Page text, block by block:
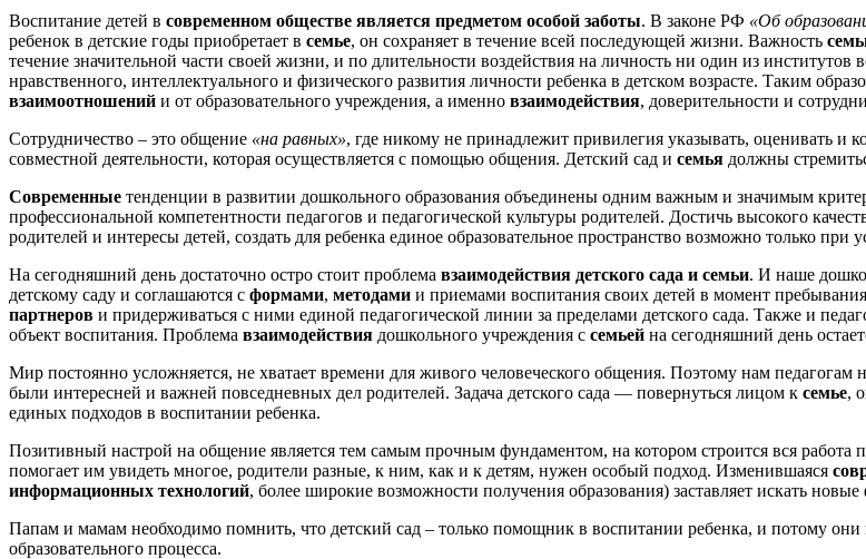
Воспитание детей в современном обществе является предметом особой заботы. В законе РФ «Об
ребенок в детские годы приобретает в семье, он сохраняет в течение всей последующей жизни. Важность
течение значительной части своей жизни, и по длительности воздействия на личность ни один из институтов
нравственного, интеллектуального и физического развития личности ребенка в детском возрасте. Таким
взаимоотношений и от образовательного учреждения, а именно взаимодействия, доверительности и
Сотрудничество – это общение «на равных», где никому не принадлежит привилегия указывать, оценивать и
совместной деятельности, которая осуществляется с помощью общения. Детский сад и семья должны
Современные тенденции в развитии дошкольного образования объединены одним важным и значимым
профессиональной компетентности педагогов и педагогической культуры родителей. Достичь высокого
родителей и интересы детей, создать для ребенка единое образовательное пространство возможно только при
На сегодняшний день достаточно остро стоит проблема взаимодействия детского сада и семьи. И наше
детскому саду и соглашаются с формами, методами и приемами воспитания своих детей в момент
партнеров и придерживаться с ними единой педагогической линии за пределами детского сада. Также и
объект воспитания. Проблема взаимодействия дошкольного учреждения с семьей на сегодняшний день
Мир постоянно усложняется, не хватает времени для живого человеческого общения. Поэтому нам
были интересней и важней повседневных дел родителей. Задача детского сада — повернуться лицом к семье,
единых подходов в воспитании ребенка.
Позитивный настрой на общение является тем самым прочным фундаментом, на котором строится вся работа
помогает им увидеть многое, родители разные, к ним, как и к детям, нужен особый подход. Изменившаяся
информационных технологий, более широкие возможности получения образования) заставляет искать новые
Папам и мамам необходимо помнить, что детский сад – только помощник в воспитании ребенка, и потому они
образовательного процесса.